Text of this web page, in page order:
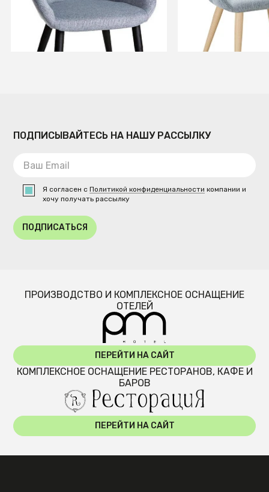
В КОРЗИНУ В
ПОДПИСЫВАЙТЕСЬ НА НАШУ РАССЫЛКУ
Я согласен сПолитикой конфиденциальности компании и
хочу получать рассылку
ПОДПИСАТЬСЯ
ПРОИЗВОДСТВО И КОМПЛЕКСНОЕ ОСНАЩЕНИЕ
ОТЕЛЕЙ
ПЕРЕЙТИ НА САЙТ
КОМПЛЕКСНОЕ ОСНАЩЕНИЕ РЕСТОРАНОВ, КАФЕ И
БАРОВ
ПЕРЕЙТИ НА САЙТ